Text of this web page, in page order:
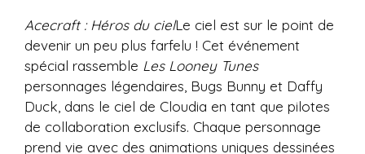
Acecraft : Héros du cielLe ciel est sur le point de
devenir un peu plus farfelu ! Cet événement
spécial rassemble Les Looney Tunes
personnages légendaires, Bugs Bunny et Daffy
Duck, dans le ciel de Cloudia en tant que pilotes
de collaboration exclusifs. Chaque personnage
prend vie avec des animations uniques dessinées